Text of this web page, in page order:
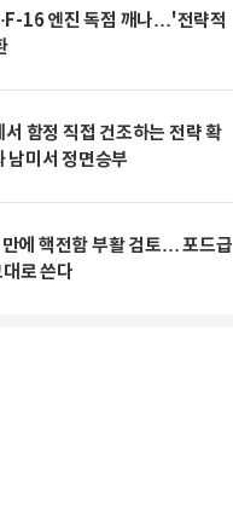
16 엔진 독점 깨나…'전략적
함정 직접 건조하는 전략 확
미서 정면승부
에 핵전함 부활 검토… 포드급
로 쓴다